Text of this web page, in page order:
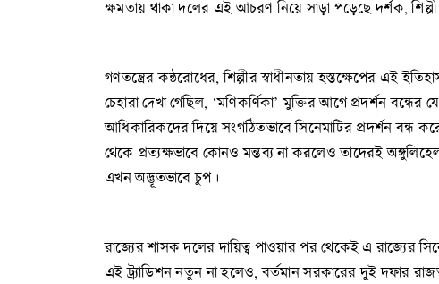
ক্ষমতায় থাকা দলের এই আচরণ নিয়ে সাড়া পড়েছে দর্শক,
গণতন্ত্রের কন্ঠরোধের, শিল্পীর স্বাধীনতায় হস্তক্ষেপের এই
চেহারা দেখা গেছিল, ‘মণিকর্ণিকা’ মুক্তির আগে প্রদর্শন
আধিকারিকদের দিয়ে সংগঠিতভাবে সিনেমাটির প্রদর্শন
থেকে প্রত্যক্ষভাবে কোনও মন্তব্য না করলেও তাদেরই
এখন অদ্ভূতভাবে চুপ।
রাজ্যের শাসক দলের দায়িত্ব পাওয়ার পর থেকেই এ রাজ্যের
এই ট্র্যাডিশন নতুন না হলেও, বর্তমান সরকারের দুই দফার